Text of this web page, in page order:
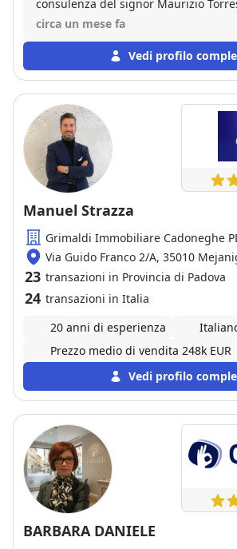
consulenza del signor Maurizio
riscontrato grande professionalità ed
Notaio per il rogito. Consigliatissimo.
circa un mese fa
Vedi profilo
Manuel Strazza
Grimaldi Immobiliare Cadoneghe
Via Guido Franco 2/A, 35010
23 transazioni in Provincia di Padova
24 transazioni in Italia
20 anni di esperienza
Prezzo medio di vendita 248k EUR
Vedi profilo
BARBARA DANIELE